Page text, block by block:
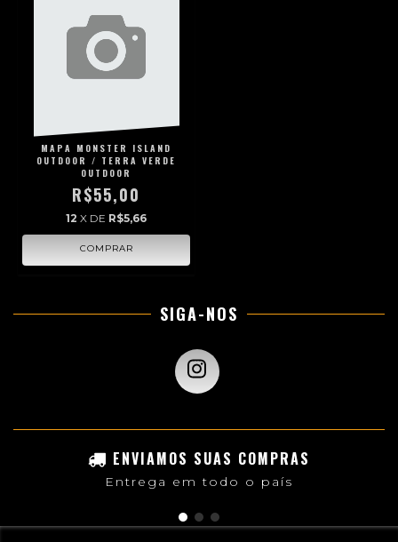
MAPA MONSTER ISLAND
OUTDOOR / TERRA VERDE
OUTDOOR
R$55,00
12 X DE R$5,66
SIGA-NOS
ENVIAMOS SUAS COMPRAS
Entrega em todo o país